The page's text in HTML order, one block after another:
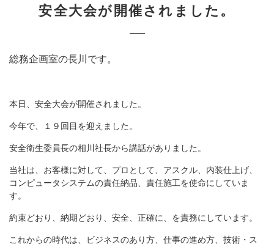
安全大会が開催されました。
総務企画室の長川です。
本日、安全大会が開催されました。
今年で、１９回目を迎えました。
安全衛生委員長の相川社長から講話がありました。
当社は、お客様に対して、プロとして、アスクル、内装仕上げ、
コンピュータシステムの責任納品、責任施工を使命にしていま
す。
約束どおり、納期どおり、安全、正確に、を責務にしています。
これからの時代は、ビジネスのあり方、仕事の進め方、技術・ス